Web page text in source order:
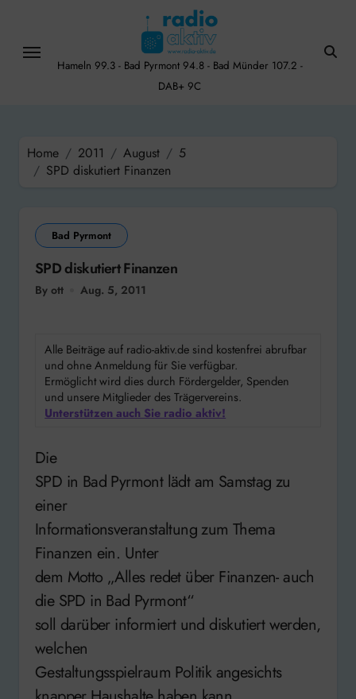
content
Hameln 99.3 - Bad Pyrmont 94.8 - Bad Münder 107.2 -
DAB+ 9C
Home 2011 August
5
SPD diskutiert Finanzen
Bad Pyrmont
SPD diskutiert Finanzen
By ott Aug. 5, 2011
Alle Beiträge auf radio-aktiv.de sind kostenfrei abrufbar
und ohne Anmeldung für Sie verfügbar.
Ermöglicht wird dies durch Fördergelder, Spenden
und unsere Mitglieder des Trägervereins.
Unterstützen auch Sie radio aktiv!
Die
SPD in Bad Pyrmont lädt am Samstag zu
einer
Informationsveranstaltung zum Thema
Finanzen ein. Unter
dem Motto „Alles redet über Finanzen- auch
die SPD in Bad Pyrmont“
soll darüber informiert und diskutiert werden,
welchen
Gestaltungsspielraum Politik angesichts